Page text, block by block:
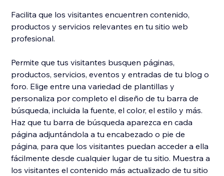
Facilita que los visitantes encuentren contenido,
productos y servicios relevantes en tu sitio web
profesional.
Permite que tus visitantes busquen páginas,
productos, servicios, eventos y entradas de tu blog o
foro. Elige entre una variedad de plantillas y
personaliza por completo el diseño de tu barra de
búsqueda, incluida la fuente, el color, el estilo y más.
Haz que tu barra de búsqueda aparezca en cada
página adjuntándola a tu encabezado o pie de
página, para que los visitantes puedan acceder a ella
fácilmente desde cualquier lugar de tu sitio. Muestra a
los visitantes el contenido más actualizado de tu sitio